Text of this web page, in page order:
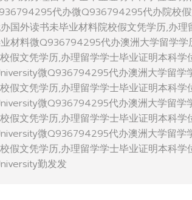
代办微Q936794295代办院校
国外读书未毕业材料院校假文凭学历,办理
材料微Q936794295代办澳洲大学留学学
假文凭学历,办理留学学士毕业证明本科学
微Q936794295代办澳洲大学留学
假文凭学历,办理留学学士毕业证明本科学
微Q936794295代办澳洲大学留学
假文凭学历,办理留学学士毕业证明本科学
微Q936794295代办澳洲大学留学
假文凭学历,办理留学学士毕业证明本科学
勤发发